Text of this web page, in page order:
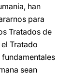
han
para
Tratados de
Tratado
sean